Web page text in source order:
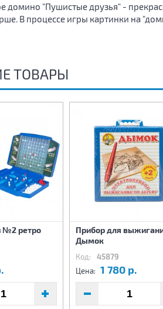
домино "Пушистые друзья" -
В процессе игры картинки на
ТОВАРЫ
№2 ретро
Прибор для
Дымок
Код: 45879
Цена: 1 780 р.